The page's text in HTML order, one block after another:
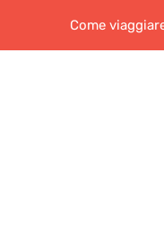
Come